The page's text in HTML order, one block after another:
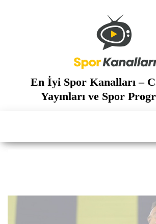
En İyi Spor Kanalları –
Yayınları ve Spor